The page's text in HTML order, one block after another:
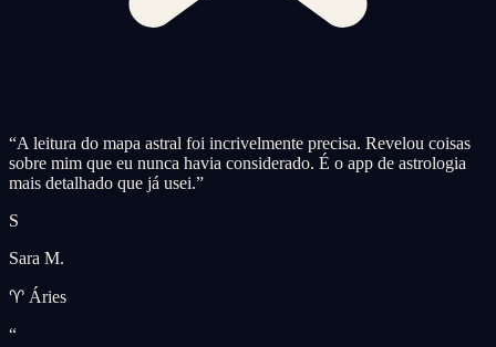
“A leitura do mapa astral foi incrivelmente precisa. Revelou coisas
sobre mim que eu nunca havia considerado. É o app de astrologia
mais detalhado que já usei.”
S
Sara M.
♈ Áries
“